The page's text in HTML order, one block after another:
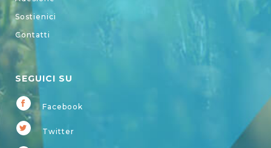
Sostienici
Contatti
SEGUICI SU
Facebook
Twitter